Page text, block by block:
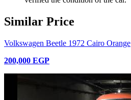
Similar Price
Volkswagen Beetle 1972 Cairo Orange
200,000 EGP